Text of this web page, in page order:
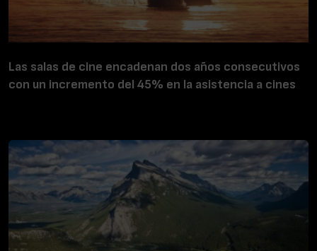
Las salas de cine encadenan dos años consecutivos
con un incremento del 45% en la asistencia a cines